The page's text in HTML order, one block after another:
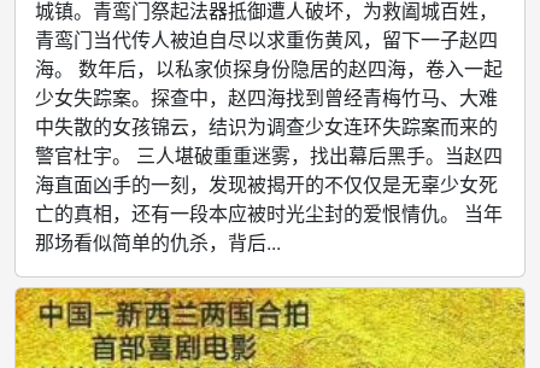
城镇。青鸾门祭起法器抵御遭人破坏，为救阖城百姓，
青鸾门当代传人被迫自尽以求重伤黄风，留下一子赵四
海。 数年后，以私家侦探身份隐居的赵四海，卷入一起
少女失踪案。探查中，赵四海找到曾经青梅竹马、大难
中失散的女孩锦云，结识为调查少女连环失踪案而来的
警官杜宇。 三人堪破重重迷雾，找出幕后黑手。当赵四
海直面凶手的一刻，发现被揭开的不仅仅是无辜少女死
亡的真相，还有一段本应被时光尘封的爱恨情仇。 当年
那场看似简单的仇杀，背后...